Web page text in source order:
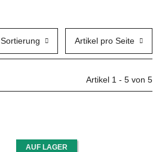
Sortierung Artikel pro Seite
Artikel 1 - 5 von 5
AUF LAGER